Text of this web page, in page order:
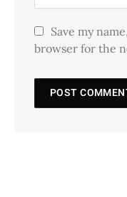
Save my
browser for the